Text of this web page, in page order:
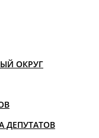
ОКРУГ
ДЕПУТАТОВ